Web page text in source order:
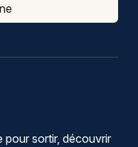
pour sortir, découvrir